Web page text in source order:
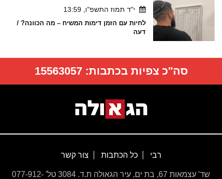
י"ד תמוז התשפ"ו, 13:59
לחיות עם הזמן דימות המשיח – מה הכוונה? /
דעה
סה"כ צפיות בכתבות:15563057
רבי כל הכתבות צור קשר
שד' עצמאות 67, בת ים, עיר הגאולה ת.ד. 3084 טל' 077-912-